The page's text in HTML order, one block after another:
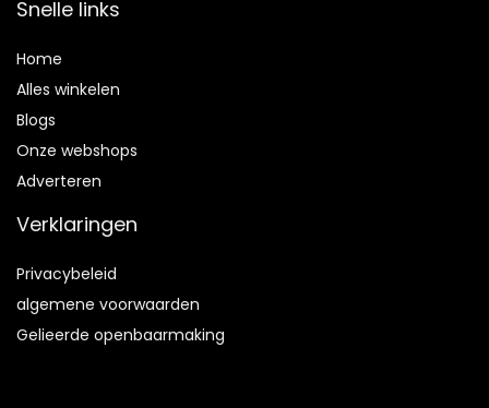
Snelle links
Home
Alles winkelen
Blogs
Onze webshops
Adverteren
Verklaringen
Privacybeleid
algemene voorwaarden
Gelieerde openbaarmaking